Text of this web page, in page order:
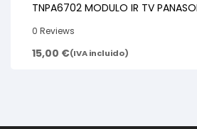
TNPA6702 MODULO IR TV
0 Reviews
15,00 €(IVA incluido)